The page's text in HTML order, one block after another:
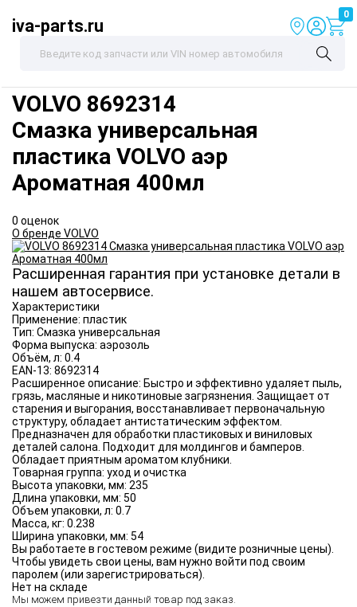
iva-parts.ru
0
VOLVO 8692314
Смазка универсальная
пластика VOLVO аэр
Ароматная 400мл
0 оценок
О бренде VOLVO
Расширенная гарантия при установке детали в
нашем автосервисе.
Характеристики
Применение: пластик
Тип: Смазка универсальная
Форма выпуска: аэрозоль
Объём, л: 0.4
EAN-13: 8692314
Расширенное описание: Быстро и эффективно удаляет пыль,
грязь, масляные и никотиновые загрязнения. Защищает от
старения и выгорания, восстанавливает первоначальную
структуру, обладает антистатическим эффектом.
Предназначен для обработки пластиковых и виниловых
деталей салона. Подходит для молдингов и бамперов.
Обладает приятным ароматом клубники.
Товарная группа: уход и очистка
Высота упаковки, мм: 235
Длина упаковки, мм: 50
Объем упаковки, л: 0.7
Масса, кг: 0.238
Ширина упаковки, мм: 54
Вы работаете в гостевом режиме (видите розничные цены).
Чтобы увидеть свои цены, вам нужно войти под своим
паролем (или зарегистрироваться).
Нет на складе
Мы можем привезти данный товар под заказ.